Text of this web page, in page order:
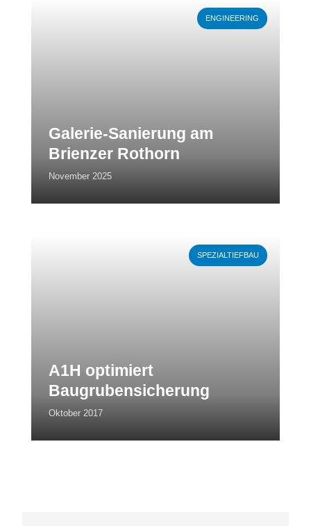
ENGINEERING
Galerie-Sanierung am
Brienzer Rothorn
November 2025
SPEZIALTIEFBAU
A1H optimiert
Baugrubensicherung
Oktober 2017